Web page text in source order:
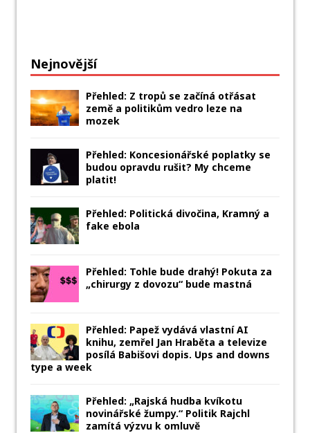
Nejnovější
Přehled: Z tropů se začíná otřásat
země a politikům vedro leze na
mozek
Přehled: Koncesionářské poplatky se
budou opravdu rušit? My chceme
platit!
Přehled: Politická divočina, Kramný a
fake ebola
Přehled: Tohle bude drahý! Pokuta za
„chirurgy z dovozu“ bude mastná
Přehled: Papež vydává vlastní AI
knihu, zemřel Jan Hraběta a televize
posílá Babišovi dopis. Ups and downs
type a week
Přehled: „Rajská hudba kvíkotu
novinářské žumpy.“ Politik Rajchl
zamítá výzvu k omluvě